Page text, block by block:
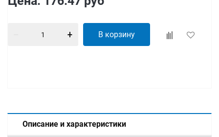
В корзину
Описание и характеристики